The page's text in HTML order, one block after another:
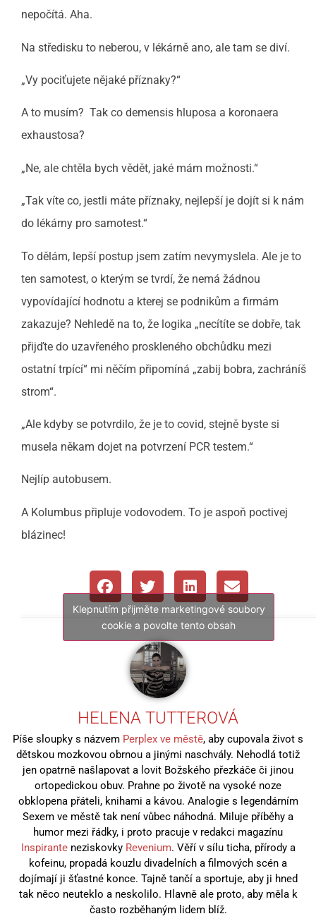
nepočítá. Aha.
Na středisku to neberou, v lékárně ano, ale tam se diví.
„Vy pociťujete nějaké příznaky?“
A to musím? Tak co demensis hluposa a koronaera
exhaustosa?
„Ne, ale chtěla bych vědět, jaké mám možnosti.“
„Tak víte co, jestli máte příznaky, nejlepší je dojít si k nám
do lékárny pro samotest.“
To dělám, lepší postup jsem zatím nevymyslela. Ale je to
ten samotest, o kterým se tvrdí, že nemá žádnou
vypovídající hodnotu a kterej se podnikům a firmám
zakazuje? Nehledě na to, že logika „necítíte se dobře, tak
přijďte do uzavřeného proskleného obchůdku mezi
ostatní trpící“ mi něčím připomíná „zabij bobra, zachráníš
strom“.
„Ale kdyby se potvrdilo, že je to covid, stejně byste si
musela někam dojet na potvrzení PCR testem.“
Nejlíp autobusem.
A Kolumbus připluje vodovodem. To je aspoň poctivej
blázinec!
Klepnutím přijměte marketingové soubory
cookie a povolte tento obsah
HELENA TUTTEROVÁ
Píše sloupky s názvem Perplex ve městě, aby cupovala život s
dětskou mozkovou obrnou a jinými naschvály. Nehodlá totiž
jen opatrně našlapovat a lovit Božského přezkáče či jinou
ortopedickou obuv. Prahne po životě na vysoké noze
obklopena přáteli, knihami a kávou. Analogie s legendárním
Sexem ve městě tak není vůbec náhodná. Miluje příběhy a
humor mezi řádky, i proto pracuje v redakci magazínu
Inspiranteneziskovky Revenium. Věří v sílu ticha, přírody a
kofeinu, propadá kouzlu divadelních a filmových scén a
dojímají ji šťastné konce. Tajně tančí a sportuje, aby ji hned
tak něco neuteklo a neskolilo. Hlavně ale proto, aby měla k
často rozběhaným lidem blíž.